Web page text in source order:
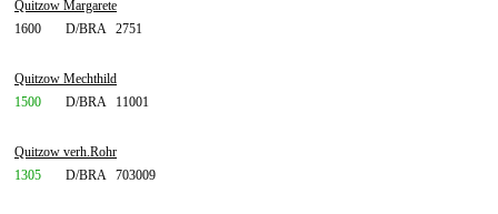
Quitzow Margarete
1600
D/BRA 2751
Quitzow Mechthild
1500
D/BRA 11001
Quitzow verh.Rohr
1305
D/BRA 703009